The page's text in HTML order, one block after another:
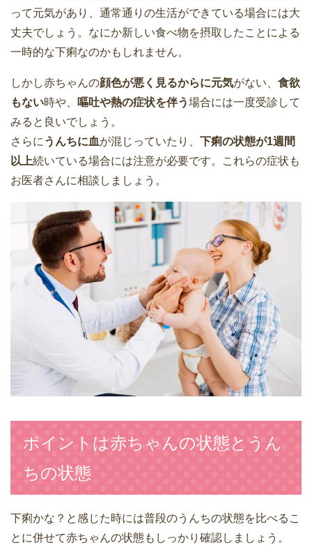
って元気があり、通常通りの生活ができている場合には大
丈夫でしょう。なにか新しい食べ物を摂取したことによる
一時的な下痢なのかもしれません。
しかし赤ちゃんの顔色が悪く見るからに元気がない、 食欲
もない時や、 嘔吐や熱の症状を伴う場合には一度受診して
みると良いでしょう。
さらに うんちに血が混じっていたり、 下痢の状態が1週間
以上続いている場合には注意が必要です。これらの症状も
お医者さんに相談しましょう。
ポイントは赤ちゃんの状態とうん
ちの状態
下痢かな？と感じた時には普段のうんちの状態を比べるこ
とに併せて赤ちゃんの状態もしっかり確認しましょう。